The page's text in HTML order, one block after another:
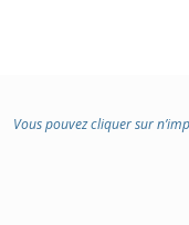
Vous pouvez cliquer sur